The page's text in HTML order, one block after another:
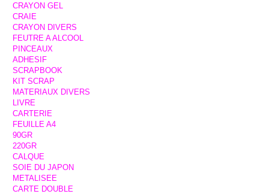
CRAYON GEL
CRAIE
CRAYON DIVERS
FEUTRE A ALCOOL
PINCEAUX
ADHESIF
SCRAPBOOK
KIT SCRAP
MATERIAUX DIVERS
LIVRE
CARTERIE
FEUILLE A4
90GR
220GR
CALQUE
SOIE DU JAPON
METALISEE
CARTE DOUBLE